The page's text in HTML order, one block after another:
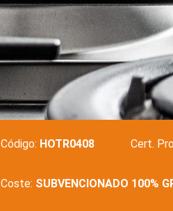
Código: HOTR0408 Cert.
Coste: SUBVENCIONADO 100%